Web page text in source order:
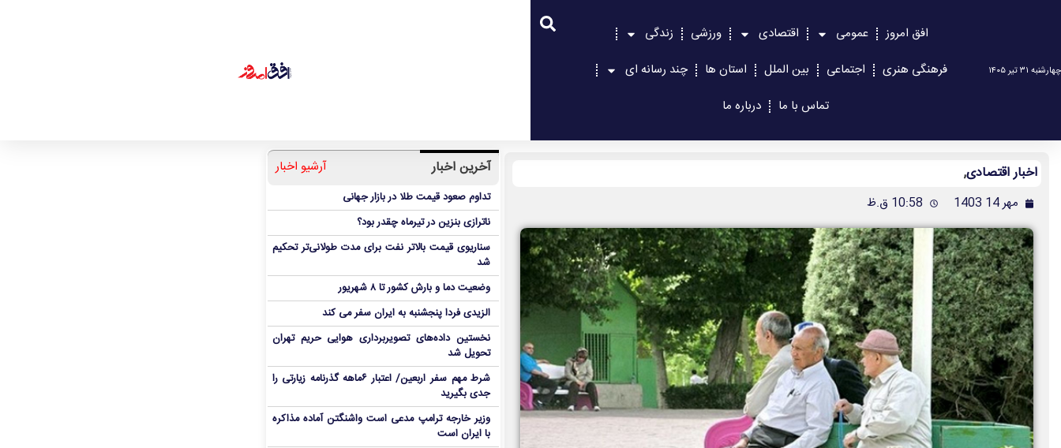
چهارشنبه ۳۱ تیر ۱۴۰۵
افق امروز عمومی اقتصادی ورزشی
زندگی
فرهنگی هنری
اجتماعی بین الملل استان ها
چند رسانه ای
تماس با ما
درباره ما
اخبار اقتصادی,
مهر 14 1403 10:58 ق.ظ
آخرین اخبار آرشیو اخبار
تداوم صعود قیمت طلا در بازار جهانی
ناترازی بنزین در تیرماه چقدر بود؟
سناریوی قیمت بالاتر نفت برای مدت طولانی‌تر تحکیم
شد
وضعیت دما و بارش کشور تا ۸ شهریور
الزیدی فردا پنجشنبه به ایران سفر می کند
نخستین داده‌های تصویربرداری هوایی حریم تهران
تحویل شد
شرط مهم سفر اربعین/ اعتبار ۶ماهه گذرنامه زیارتی را
جدی بگیرید
وزیر خارجه ترامپ مدعی است واشنگتن آماده مذاکره
با ایران است